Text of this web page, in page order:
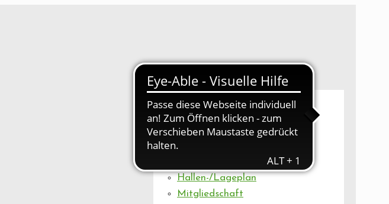
UNSER VEREIN
Artikel
Vorstand
Geschäftsstelle
Hallen-/Lageplan
Mitgliedschaft